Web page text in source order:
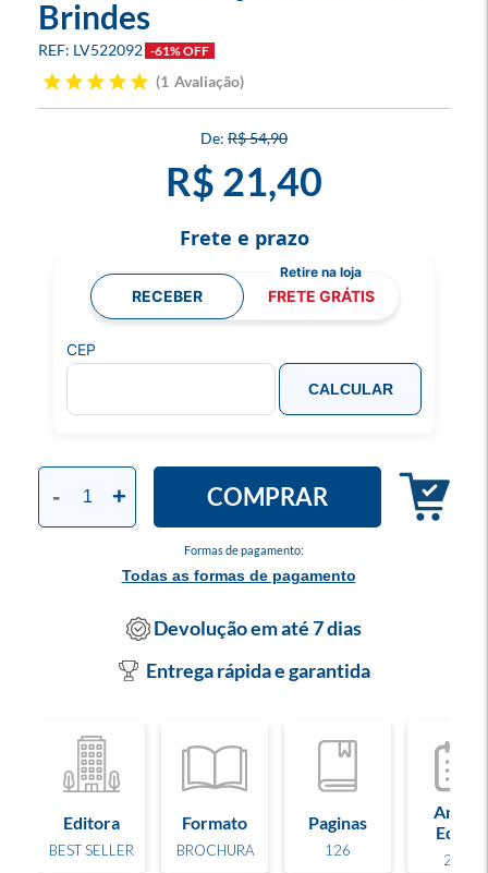
Brindes
LV522092 -61% OFF
1 Avaliação
R$ 54,90
R$ 21,40
Formas de pagamento:
Todas as formas de pagamento
- + COMPRAR
Frete e prazo
RECEBER FRETE GRÁTIS
CEP
CALCULAR
Devolução em até 7 dias
Entrega rápida e garantida
Editora
BEST SELLER
Formato
BROCHURA
Paginas
126
Ano de
Edição
2024